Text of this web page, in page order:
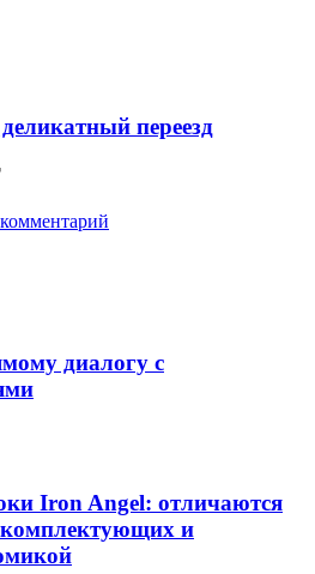
переезд
диалогу с
Iron Angel: отличаются
и